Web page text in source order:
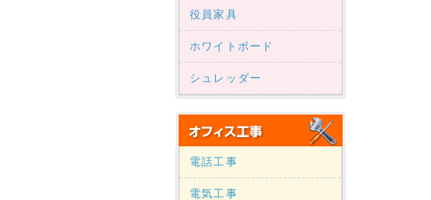
役員家具
ホワイトボード
シュレッダー
電話工事
電気工事